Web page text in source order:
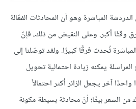
المباشرة وهو أن المحادثات الفعّالة
أكبر. وعلى النقيض من ذلك، فإنّ
تُحدث فرقًا كبيرًا. ولقد توصّلنا إلى
يمكنه زيادة احتمالية تحويل
بنسبة 50٪، وردًا واحدًا آخر يجعل الزائر أكثر احتمالاً
100٪. وأُزيدك من الشعر بيتًا؛ أنّ محادثة بسيطة مكونة